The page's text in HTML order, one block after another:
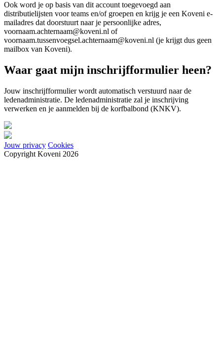
Ook word je op basis van dit account toegevoegd aan
distributielijsten voor teams en/of groepen en krijg je een Koveni e-
mailadres dat doorstuurt naar je persoonlijke adres,
voornaam.achternaam@koveni.nl of
voornaam.tussenvoegsel.achternaam@koveni.nl (je krijgt dus geen
mailbox van Koveni).
Waar gaat mijn inschrijfformulier heen?
Jouw inschrijfformulier wordt automatisch verstuurd naar de
ledenadministratie. De ledenadministratie zal je inschrijving
verwerken en je aanmelden bij de korfbalbond (KNKV).
Jouw privacy Cookies
Copyright Koveni 2026